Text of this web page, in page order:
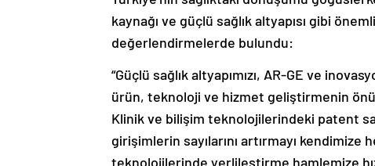
kaynağı ve güçlü sağlık altyapısı gibi
değerlendirmelerde bulundu:
“Güçlü sağlık altyapımızı, AR-GE ve
ürün, teknoloji ve hizmet geliştirmenin
Klinik ve bilişim teknolojilerindeki patent
girişimlerin sayılarını artırmayı
teknolojilerinde yerlileştirme hamlemize